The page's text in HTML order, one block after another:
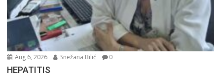
Aug 6, 2026 Snežana Bilić 0
HEPATITIS